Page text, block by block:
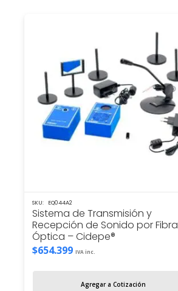
SKU: EQ044A2
Sistema de Transmisión y
Recepción de Sonido por Fibra
Óptica – Cidepe®
$654.399 IVA inc.
Agregar a Cotización